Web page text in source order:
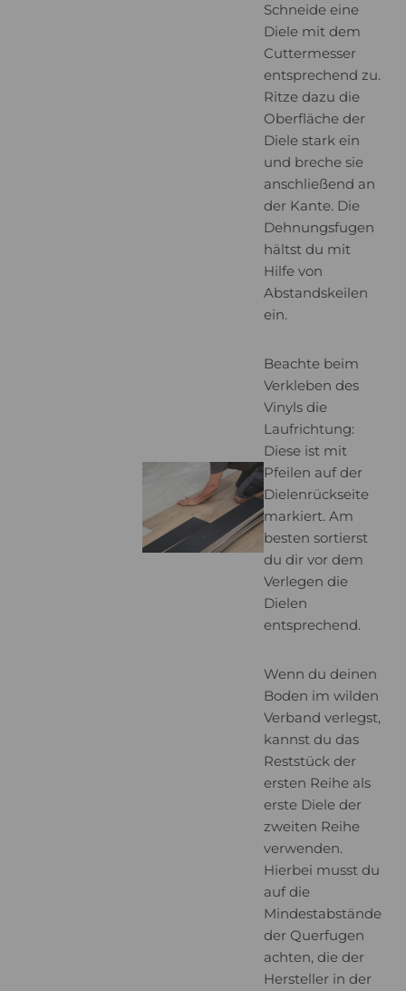
Schneide eine
Diele mit dem
Cuttermesser
entsprechend zu.
Ritze dazu die
Oberfläche der
Diele stark ein
und breche sie
anschließend an
der Kante. Die
Dehnungsfugen
hältst du mit
Hilfe von
Abstandskeilen
ein.
Beachte beim
Verkleben des
Vinyls die
Laufrichtung:
Diese ist mit
Pfeilen auf der
Dielenrückseite
markiert. Am
besten sortierst
du dir vor dem
Verlegen die
Dielen
entsprechend.
Wenn du deinen
Boden im wilden
Verband verlegst,
kannst du das
Reststück der
ersten Reihe als
erste Diele der
zweiten Reihe
verwenden.
Hierbei musst du
auf die
Mindestabstände
der Querfugen
achten, die der
Hersteller in der